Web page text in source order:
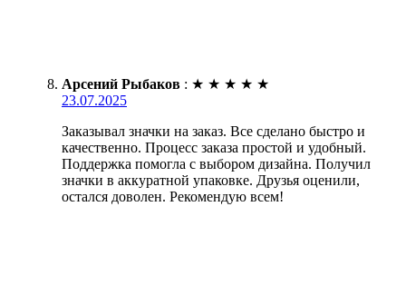
Арсений Рыбаков : ★ ★ ★ ★ ★
23.07.2025
Заказывал значки на заказ. Все сделано быстро и
качественно. Процесс заказа простой и удобный.
Поддержка помогла с выбором дизайна. Получил
значки в аккуратной упаковке. Друзья оценили,
остался доволен. Рекомендую всем!